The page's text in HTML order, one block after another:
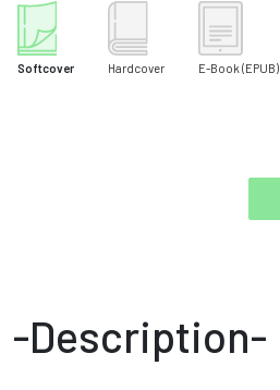
Softcover Hardcover E-Book (EPUB)
-Description-